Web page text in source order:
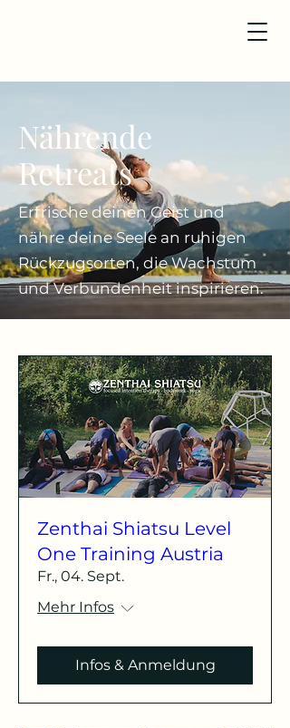
Nährende
Retreats
Erfrische deinen Geist und
nähre deine Seele an ruhigen
Rückzugsorten, die Wachstum
und Verbundenheit inspirieren.
Zenthai Shiatsu Level
One Training Austria
Fr., 04. Sept.
Mehr Infos
Infos & Anmeldung